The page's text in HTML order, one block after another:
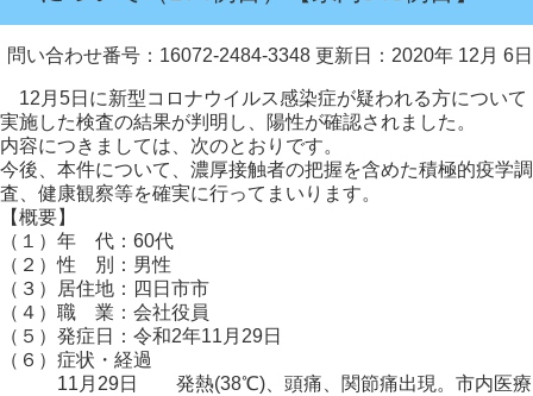
問い合わせ番号：16072-2484-3348 更新日：2020年 12月 6日
12月5日に新型コロナウイルス感染症が疑われる方について
実施した検査の結果が判明し、陽性が確認されました。
内容につきましては、次のとおりです。
今後、本件について、濃厚接触者の把握を含めた積極的疫学調
査、健康観察等を確実に行ってまいります。
【概要】
（１）年 代：60代
（２）性 別：男性
（３）居住地：四日市市
（４）職 業：会社役員
（５）発症日：令和2年11月29日
（６）症状・経過
11月29日 発熱(38℃)、頭痛、関節痛出現。市内医療